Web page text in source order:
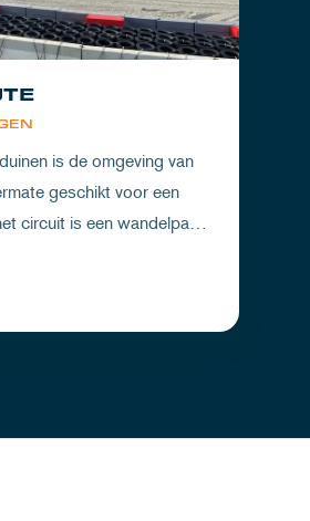
is de omgeving van
geschikt voor een
circuit is een wandelpad